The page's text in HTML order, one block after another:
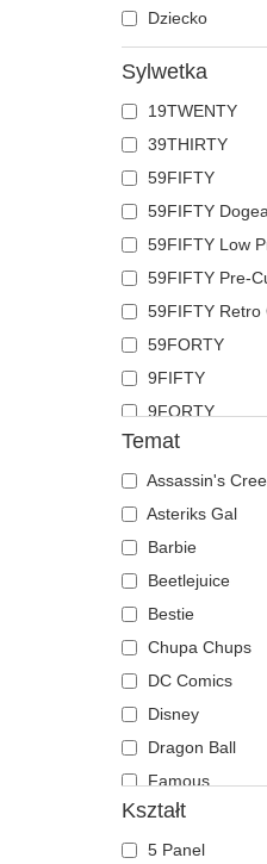
Gołąb
Hipopotam
Jaszczurka
Jednorożec
Jeleń
Kaczka
Kogut
Kojot
Koń
Kot
Koza
Krab
Krokodyl
Krowa
Kruk
Kurczak
Labrador
Langusta
Lew
Lis
Lwica
Mewa
Motyl
Mrówka
Mysz
Niedźwiedź
Dziecko
Sylwetka
19TWENTY
39THIRTY
59FIFTY
59FIFTY
59FIFTY Low
59FIFTY Pre-
59FIFTY Retro
59FORTY
9FIFTY
9FORTY
9FORTY APEX
9FORTY M-
9SEVENTY
9TWENTY
A Frame
Casual Classic
E Frame
Open Back
Runner
The 90s
The Ball
The Retro
The Snap
Temat
Assassin's
Asteriks Gal
Barbie
Beetlejuice
Bestie
Chupa Chups
DC Comics
Disney
Dragon Ball
Famous
Gra o Tron
Gru, Dru i
Kształt
5 Panel